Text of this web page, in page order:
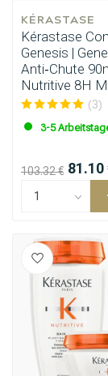
KÉRASTASE
Kérastase
Genesis |
Anti‑Chute
Nutritive 8H
Serum 90ml(3)
3-5
103.32 € 81.10